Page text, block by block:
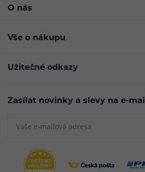
O nás
Vše o nákupu
Užitečné odkazy
Zasílat novinky a slevy na e-mail